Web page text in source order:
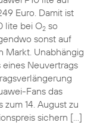
Euro. Damit ist
lite bei O2so
sonst auf
Markt. Unabhängig
Neuvertrags
Fans das
zum 14. August zu
sichern […]